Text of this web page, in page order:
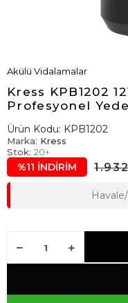
Akülü Vidalamalar
Kress KPB1202
Profesyonel
Ürün Kodu: KPB1202
Marka: Kress
Stok: 20+
%11 İNDİRİM